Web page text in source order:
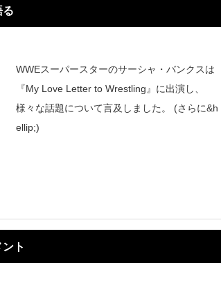
る
WWEスーパースターのサーシャ・バンクスは
『My Love Letter to Wrestling』に出演し、
様々な話題について言及しました。 (さらに&h
ellip;)
ト